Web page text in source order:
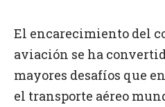
El encarecimiento del
aviación se ha
mayores desafíos que
el transporte aéreo